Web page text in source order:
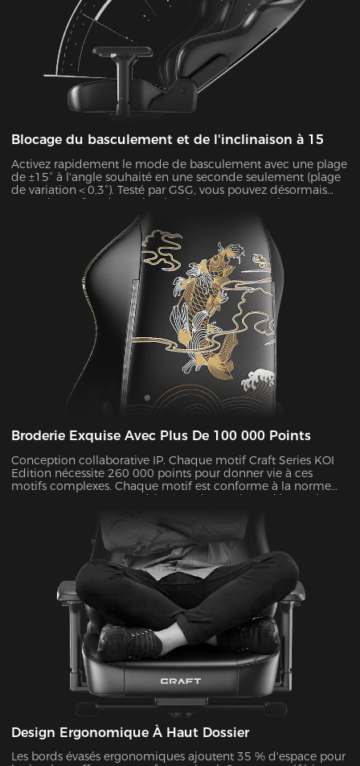
Blocage du basculement et de l'inclinaison à 15
Activez rapidement le mode de basculement avec une plage
de ±15° à l'angle souhaité en une seconde seulement (plage
de variation＜0,3°). Testé par GSG, vous pouvez désormais
porter le confort de vos jambes à un tout autre niveau, que
vous soyez en train de jouer, de vous allonger, de regarder
des films, ou plus encore.
Broderie Exquise Avec Plus De 100 000 Points
Conception collaborative IP. Chaque motif Craft Series KOI
Edition nécessite 260 000 points pour donner vie à ces
motifs complexes. Chaque motif est conforme à la norme
ASTM D4060 H-3 et sa résistance des couleurs dépasse le
d'origine pendant des années.
Design Ergonomique À Haut Dossier
Les bords évasés ergonomiques ajoutent 35 % d'espace pour